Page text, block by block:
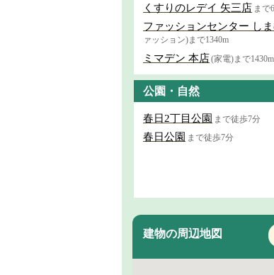
くすりのレデイ 矢三店 まで
ファッションセンター し
ァッション)まで1340m
ミマデン 本店(家電)まで1430m
公園・自然
春日2丁目公園 まで徒歩7分
春日公園 まで徒歩7分
建物の周辺地図